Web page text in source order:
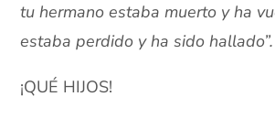
tu hermano estaba muerto y ha
estaba perdido y ha sido hallado”.
¡QUÉ HIJOS!